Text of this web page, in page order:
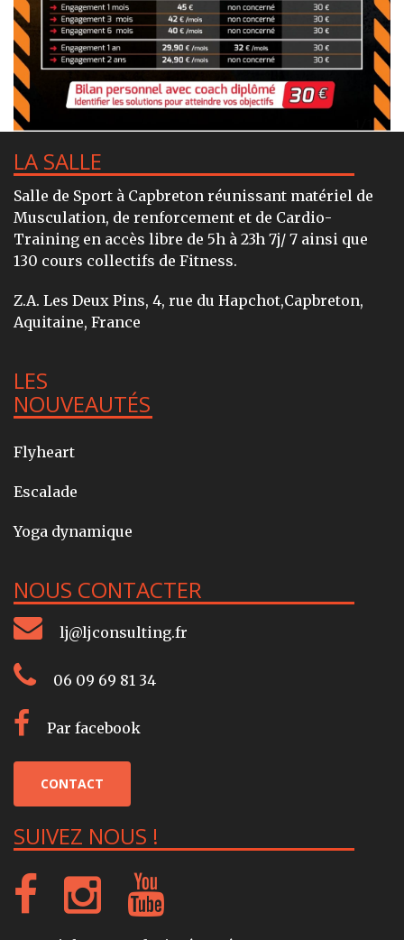
LA SALLE
Salle de Sport à Capbreton réunissant matériel de
Musculation, de renforcement et de Cardio-
Training en accès libre de 5h à 23h 7j/ 7 ainsi que
130 cours collectifs de Fitness.
Z.A. Les Deux Pins, 4, rue du Hapchot,Capbreton,
Aquitaine, France
LES
NOUVEAUTÉS
Flyheart
Escalade
Yoga dynamique
NOUS CONTACTER
lj@ljconsulting.fr
06 09 69 81 34
Par facebook
CONTACT
SUIVEZ NOUS !